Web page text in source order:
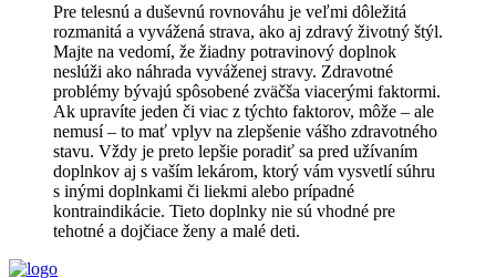
Pre telesnú a duševnú rovnováhu je veľmi dôležitá
rozmanitá a vyvážená strava, ako aj zdravý životný štýl.
Majte na vedomí, že žiadny potravinový doplnok
neslúži ako náhrada vyváženej stravy. Zdravotné
problémy bývajú spôsobené zväčša viacerými faktormi.
Ak upravíte jeden či viac z týchto faktorov, môže – ale
nemusí – to mať vplyv na zlepšenie vášho zdravotného
stavu. Vždy je preto lepšie poradiť sa pred užívaním
doplnkov aj s vaším lekárom, ktorý vám vysvetlí súhru
s inými doplnkami či liekmi alebo prípadné
kontraindikácie. Tieto doplnky nie sú vhodné pre
tehotné a dojčiace ženy a malé deti.